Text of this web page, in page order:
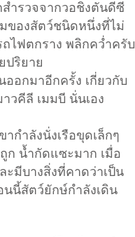
สำรวจจากวอชิงตันดีซี
ของสัตว์ชนิดหนึ่งที่ไม่
ไฟตกราง พลิกคว่ำครับ
ปริยาย
ออกมาอีกครั้ง เกี่ยวกับ
วคีลี เมมบี นั่นเอง
กำลังนั่งเรือขุดเล็กๆ
ก น้ำกัดแซะมาก เมื่อ
ะมีบางสิ่งที่คาดว่าเป็น
นี้สัตว์ยักษ์กำลังเดิน